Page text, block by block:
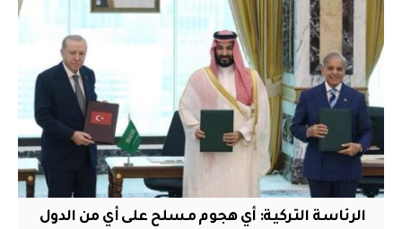
الرئاسة التركية: أي هجوم مسلح على أي من الدول